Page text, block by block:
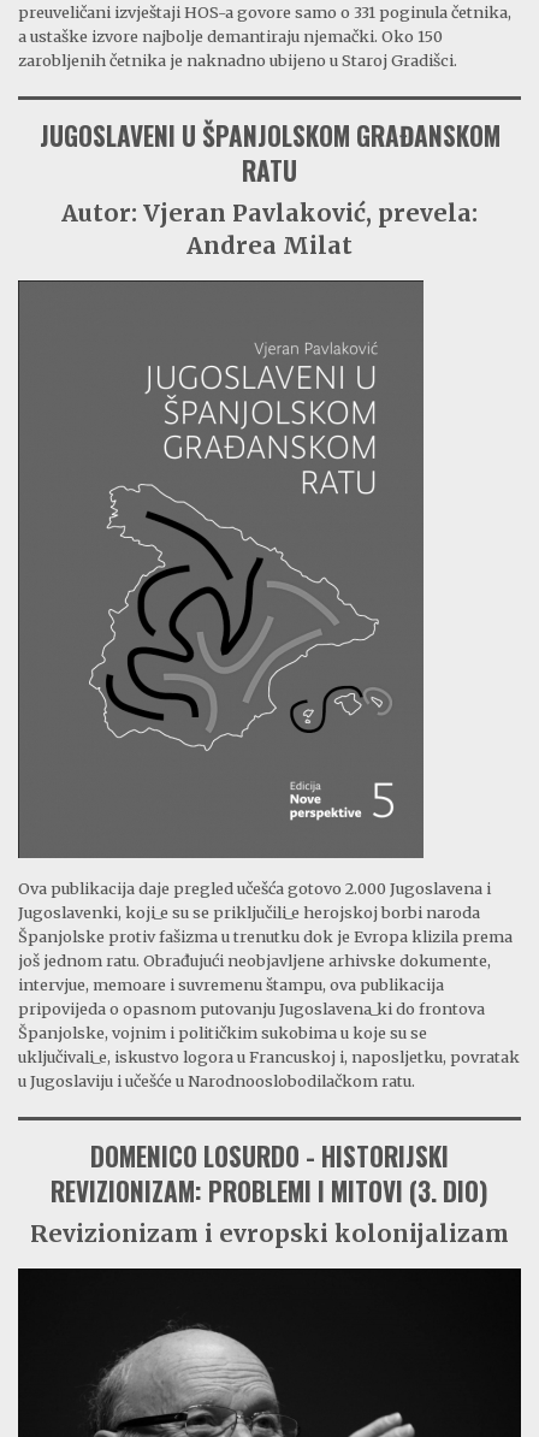
preuveličani izvještaji HOS-a govore samo o 331 poginula četnika,
a ustaške izvore najbolje demantiraju njemački. Oko 150
zarobljenih četnika je naknadno ubijeno u Staroj Gradišci.
JUGOSLAVENI U ŠPANJOLSKOM GRAĐANSKOM
RATU
Autor: Vjeran Pavlaković, prevela:
Andrea Milat
Ova publikacija daje pregled učešća gotovo 2.000 Jugoslavena i
Jugoslavenki, koji_e su se priključili_e herojskoj borbi naroda
Španjolske protiv fašizma u trenutku dok je Evropa klizila prema
još jednom ratu. Obrađujući neobjavljene arhivske dokumente,
intervjue, memoare i suvremenu štampu, ova publikacija
pripovijeda o opasnom putovanju Jugoslavena_ki do frontova
Španjolske, vojnim i političkim sukobima u koje su se
uključivali_e, iskustvo logora u Francuskoj i, naposljetku, povratak
u Jugoslaviju i učešće u Narodnooslobodilačkom ratu.
DOMENICO LOSURDO - HISTORIJSKI
REVIZIONIZAM: PROBLEMI I MITOVI (3. DIO)
Revizionizam i evropski kolonijalizam